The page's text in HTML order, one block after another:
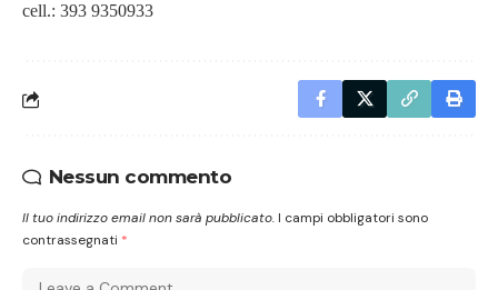
cell.: 393 9350933
Nessun commento
Il tuo indirizzo email non sarà pubblicato. I campi obbligatori sono
contrassegnati *